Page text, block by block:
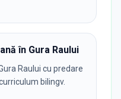
în Gura Raului
Raului cu predare
bilingv.